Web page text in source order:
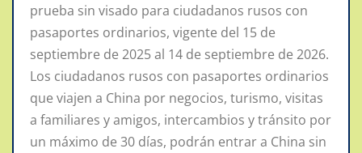
prueba sin visado para ciudadanos rusos con
pasaportes ordinarios, vigente del 15 de
septiembre de 2025 al 14 de septiembre de 2026.
Los ciudadanos rusos con pasaportes ordinarios
que viajen a China por negocios, turismo, visitas
a familiares y amigos, intercambios y tránsito por
un máximo de 30 días, podrán entrar a China sin